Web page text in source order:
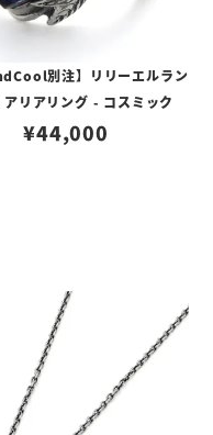
別注】リリーエルラン
アリアリング - コスミック
¥44,000